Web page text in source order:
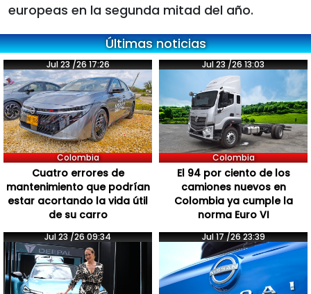
europeas en la segunda mitad del año.
Últimas noticias
Jul 23 /26 17:26
Colombia
Cuatro errores de
mantenimiento que podrían
estar acortando la vida útil
de su carro
Jul 23 /26 13:03
Colombia
El 94 por ciento de los
camiones nuevos en
Colombia ya cumple la
norma Euro VI
Jul 23 /26 09:34 Jul 17 /26 23:39